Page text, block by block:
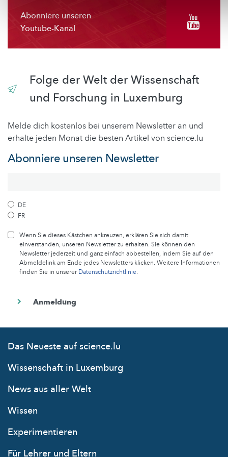
Abonniere unseren
Youtube-Kanal
Folge der Welt der Wissenschaft
und Forschung in Luxemburg
Melde dich kostenlos bei unserem Newsletter an und
erhalte jeden Monat die besten Artikel von science.lu
Abonniere unseren Newsletter
DE
FR
Wenn Sie dieses Kästchen ankreuzen, erklären Sie sich damit
einverstanden, unseren Newsletter zu erhalten. Sie können den
Newsletter jederzeit und ganz einfach abbestellen, indem Sie auf den
Abmeldelink am Ende jedes Newsletters klicken. Weitere Informationen
finden Sie in unsererDatenschutzrichtlinie.
Das Neueste auf science.lu
Wissenschaft in Luxemburg
News aus aller Welt
Wissen
Experimentieren
Für Lehrer und Eltern